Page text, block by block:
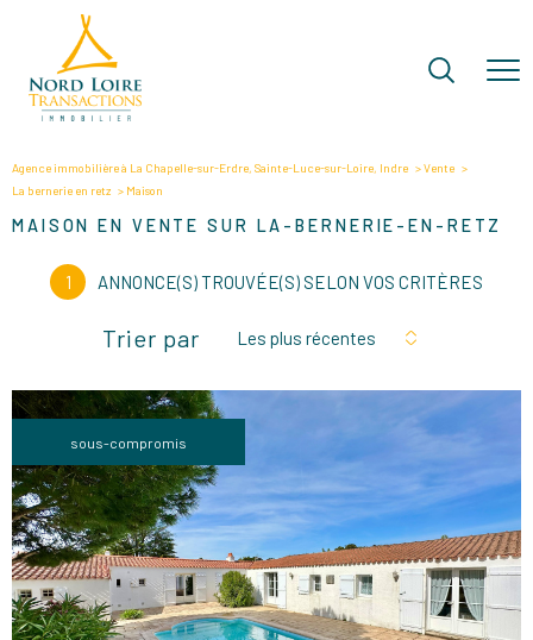
Agence immobilière à La Chapelle-sur-Erdre, Sainte-Luce-sur-Loire, Indre
Vente
La bernerie en retz
Maison
MAISON EN VENTE SUR LA-BERNERIE-EN-RETZ
1 ANNONCE(S) TROUVÉE(S) SELON VOS CRITÈRES
Trier par Les plus récentes
sous-compromis
VOIR LE
BIEN